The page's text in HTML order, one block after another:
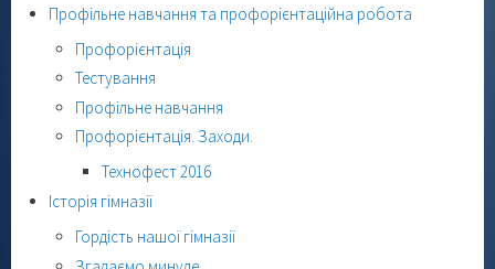
Профільне навчання та профорієнтаційна робота
Профорієнтація
Тестування
Профільне навчання
Профорієнтація. Заходи.
Технофест 2016
Історія гімназії
Гордість нашої гімназії